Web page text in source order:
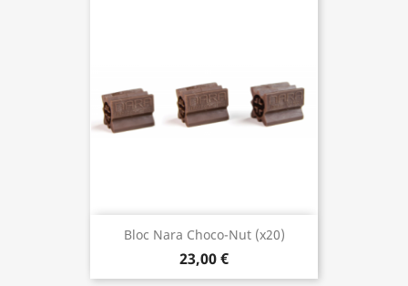
Bloc Nara Choco-Nut (x20)
23,00 €